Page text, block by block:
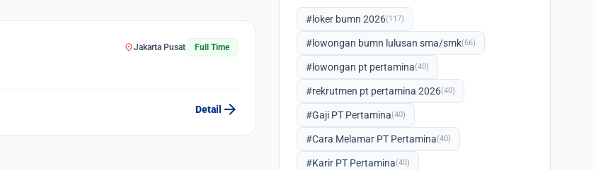
location_onJakarta Pusat Full Time
Detail arrow_forward
#loker bumn 2026(117)
#lowongan bumn lulusan sma/smk(66)
#lowongan pt pertamina(40)
#rekrutmen pt pertamina 2026(40)
#Gaji PT Pertamina(40)
#Cara Melamar PT Pertamina(40)
#Karir PT Pertamina(40)